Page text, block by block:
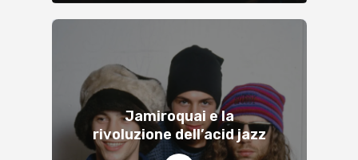
Jamiroquai e la
rivoluzione dell’acid jazz